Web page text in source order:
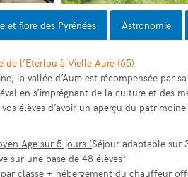
et flore des Pyrénées Astronomie
de l’Eterlou à Vielle Aure (65)
la vallée d’Aure est récompensée par
en s’imprégnant de la culture et des
élèves d’avoir un aperçu du
Age sur 5 jours (Séjour adaptable sur
sur une base de 48 élèves*
classe + hébergement du chauffeur